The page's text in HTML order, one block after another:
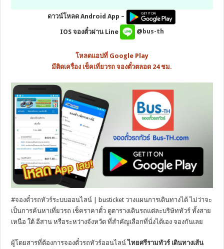
ดาวน์โหลด Android App –
IOS จองตั๋วผ่าน Line
@bus-th
โหลดแอปที่ Google Play
มีติดเครื่อง เช็คเที่ยวรถ จองตั๋วตลอด 24 ชม.
#จองตั๋วรถทัวร์ระบบออนไลน์ | busticket วางแผนการเดินทางได้ ไม่ว่าจะ
เป็นการค้นหาเที่ยวรถ เช็คราคาตั๋ว ดูตารางเดินรถแต่ละบริษัททัวร์ ทั้งสาย
เหนือ ใต้ อีสาน หรือระหว่างจังหวัด ที่สำคัญเลือกที่นั่งได้เอง จองกันเลย
ผู้โดยสารที่ต้องการจองตั๋วรถทัวร์ออนไลน์ไทยศรีรามทัวร์ เดินทางเส้น